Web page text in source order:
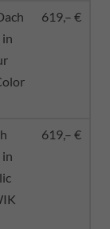
in
619,– €
in
619,– €